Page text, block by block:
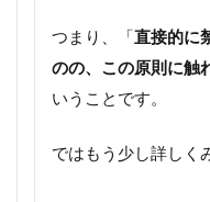
つまり、「直接的に
のの、この原則に触
いうことです。
ではもう少し詳しく